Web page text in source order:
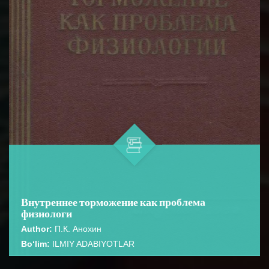
Внутреннее торможение как проблема
физиологи
Author: П.К. Анохин
Bo‘lim: ILMIY ADABIYOTLAR
☆
☆
☆
☆
☆